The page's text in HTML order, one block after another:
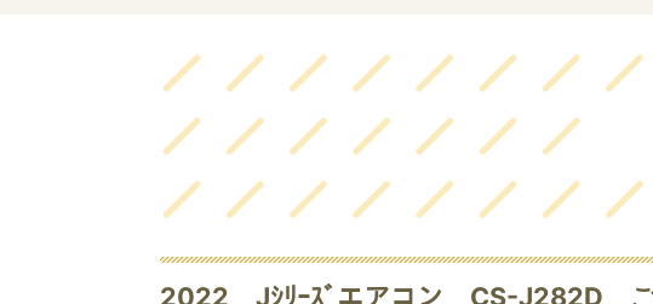
2022 Jｼﾘｰｽﾞエアコン CS-J282D ご